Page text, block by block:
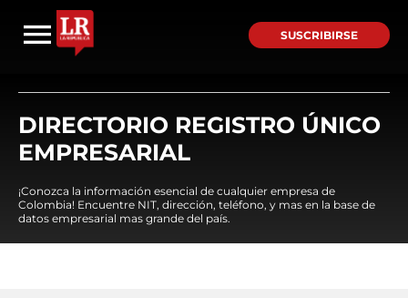
SUSCRIBIRSE
DIRECTORIO REGISTRO ÚNICO
EMPRESARIAL
¡Conozca la información esencial de cualquier empresa de
Colombia! Encuentre NIT, dirección, teléfono, y mas en la base de
datos empresarial mas grande del país.